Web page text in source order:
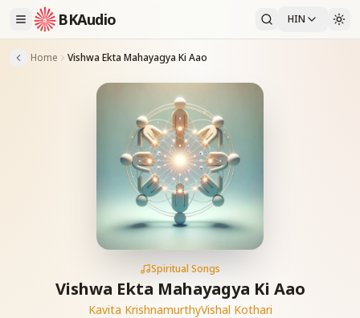
BKAudio HIN
Home Vishwa Ekta Mahayagya Ki Aao
Spiritual Songs
Vishwa Ekta Mahayagya Ki Aao
Kavita KrishnamurthyVishal Kothari